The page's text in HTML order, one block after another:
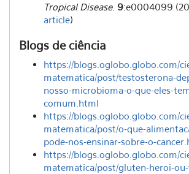
Tropical Disease. 9:e0004099
article)
Blogs de ciência
https://blogs.oglobo.globo.com/
matematica/post/testosterona-
nosso-microbioma-o-que-eles-
comum.html
https://blogs.oglobo.globo.com/
matematica/post/o-que-
pode-nos-ensinar-sobre-o-
https://blogs.oglobo.globo.com/
matematica/post/gluten-heroi-